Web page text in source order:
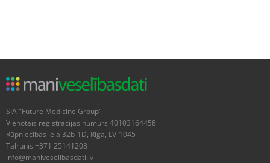
SIA "Future Medicine Group"
Vienotais reģistrācijas numurs 40103164458
Rūpniecības iela 32b-1D, Rīga, LV-1045
Tālrunis +371 25141208
info@maniveselibasdati.lv